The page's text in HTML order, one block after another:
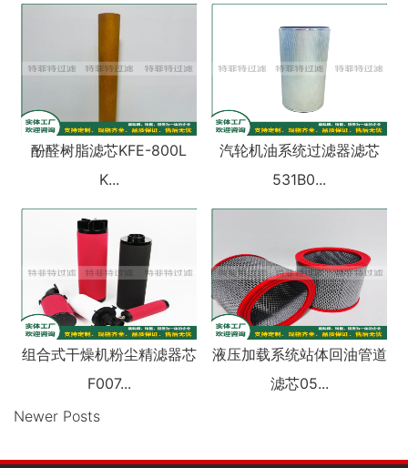
酚醛树脂滤芯KFE-800L
K...
汽轮机油系统过滤器滤芯
531B0...
组合式干燥机粉尘精滤器芯
F007...
液压加载系统站体回油管道
滤芯05...
Newer Posts